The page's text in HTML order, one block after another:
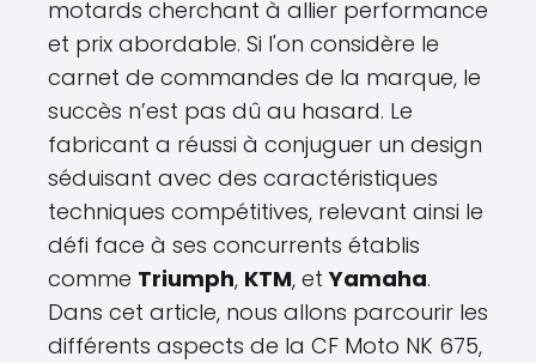
motards cherchant à allier performance
et prix abordable. Si l'on considère le
carnet de commandes de la marque, le
succès n’est pas dû au hasard. Le
fabricant a réussi à conjuguer un design
séduisant avec des caractéristiques
techniques compétitives, relevant ainsi le
défi face à ses concurrents établis
comme Triumph, KTM, etYamaha.
Dans cet article, nous allons parcourir les
différents aspects de la CF Moto NK 675,